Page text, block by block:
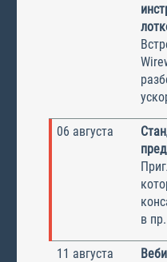
06 августа
в
11 августа